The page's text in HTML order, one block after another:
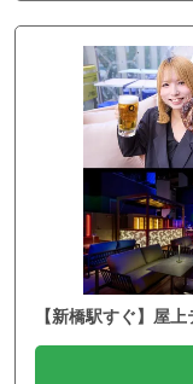
【新橋駅すぐ】屋